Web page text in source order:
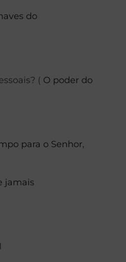
do
( O poder do
para o Senhor,
jamais